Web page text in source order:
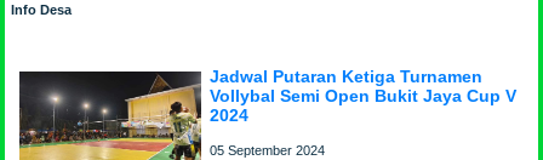
Info Desa
Jadwal Putaran Ketiga Turnamen
Vollybal Semi Open Bukit Jaya Cup V
2024
05 September 2024